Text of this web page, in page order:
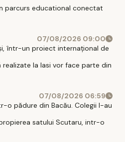
parcurs educational conectat
07/08/2026 09:00
într-un proiect internațional de
la Iasi vor face parte din
07/08/2026 06:59
o pădure din Bacău. Colegii l-au
satului Scutaru, intr-o